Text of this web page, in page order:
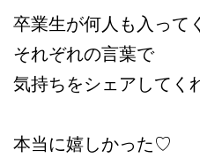
卒業生が何人も入って
それぞれの言葉で
気持ちをシェアしてく
本当に嬉しかった♡